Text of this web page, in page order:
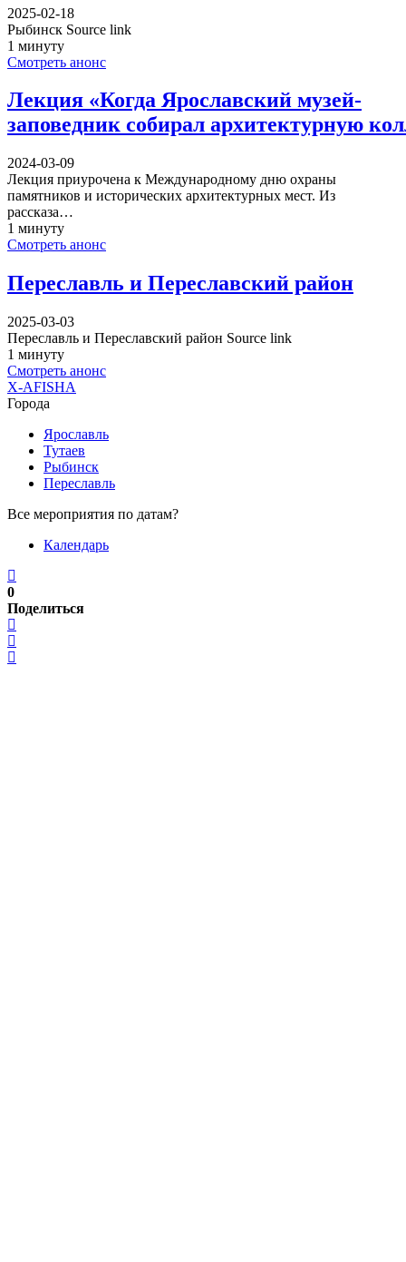
2025-02-18
Рыбинск Source link
1 минуту
Смотреть анонс
Лекция «Когда Ярославский музей-
заповедник собирал архитектурную
2024-03-09
Лекция приурочена к Международному дню охраны
памятников и исторических архитектурных мест. Из
рассказа…
1 минуту
Смотреть анонс
Переславль и Переславский район
2025-03-03
Переславль и Переславский район Source link
1 минуту
Смотреть анонс
X-AFISHA
Города
Ярославль
Тутаев
Рыбинск
Переславль
Все мероприятия по датам?
Календарь
0
Поделиться